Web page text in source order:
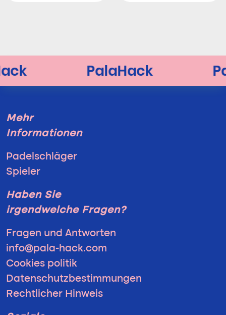
Mehr
Informationen
Padelschläger
Spieler
Haben Sie
irgendwelche Fragen?
Fragen und Antworten
info@pala-hack.com
Cookies politik
Datenschutzbestimmungen
Rechtlicher Hinweis